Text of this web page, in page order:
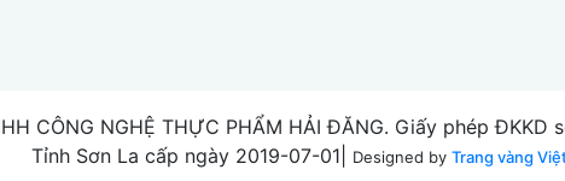
CÔNG NGHỆ THỰC PHẨM HẢI ĐĂNG. Giấy phép
Tỉnh Sơn La cấp ngày 2019-07-01|
Designed by Trang vàng